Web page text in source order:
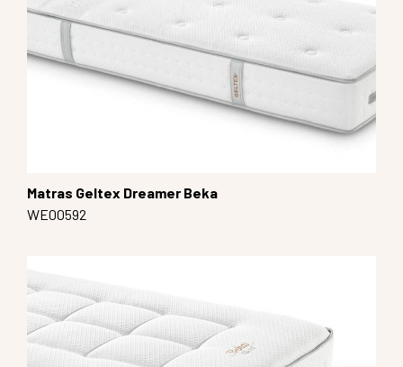
Matras Geltex Dreamer Beka
WE00592